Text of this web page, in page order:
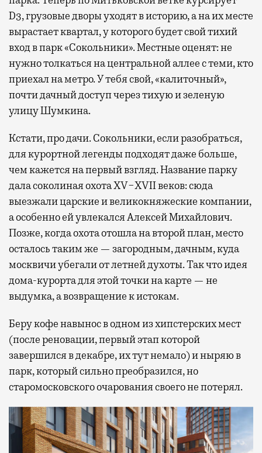
D3, грузовые дворы уходят в историю, а на их месте
вырастает квартал, у которого будет свой тихий
вход в парк «Сокольники». Местные оценят: не
нужно толкаться на центральной аллее с теми, кто
приехал на метро. У тебя свой, «калиточный»,
почти дачный доступ через тихую и зеленую
улицу Шумкина.
Кстати, про дачи. Сокольники, если разобраться,
для курортной легенды подходят даже больше,
чем кажется на первый взгляд. Название парку
дала соколиная охота XV−XVII веков: сюда
выезжали царские и великокняжеские компании,
а особенно ей увлекался Алексей Михайлович.
Позже, когда охота отошла на второй план, место
осталось таким же — загородным, дачным, куда
москвичи убегали от летней духоты. Так что идея
дома-курорта для этой точки на карте — не
выдумка, а возвращение к истокам.
Беру кофе навынос в одном из хипстерских мест
(после реновации, первый этап которой
завершился в декабре, их тут немало) и ныряю в
парк, который сильно преобразился, но
старомосковского очарования своего не потерял.